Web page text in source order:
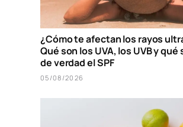
¿Cómo te afectan los rayos
Qué son los UVA, los UVB y
de verdad el SPF
05/08/2026